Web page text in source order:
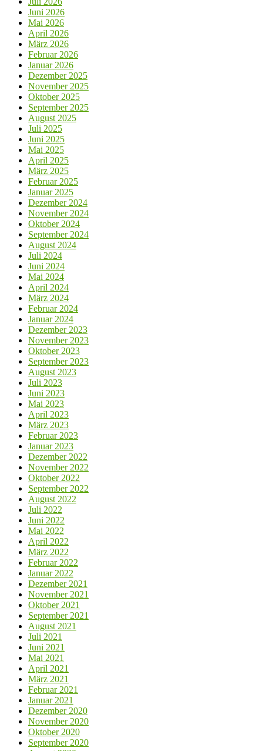
Juni 2026
Mai 2026
April 2026
März 2026
Februar 2026
Januar 2026
Dezember 2025
November 2025
Oktober 2025
September 2025
August 2025
Juli 2025
Juni 2025
Mai 2025
April 2025
März 2025
Februar 2025
Januar 2025
Dezember 2024
November 2024
Oktober 2024
September 2024
August 2024
Juli 2024
Juni 2024
Mai 2024
April 2024
März 2024
Februar 2024
Januar 2024
Dezember 2023
November 2023
Oktober 2023
September 2023
August 2023
Juli 2023
Juni 2023
Mai 2023
April 2023
März 2023
Februar 2023
Januar 2023
Dezember 2022
November 2022
Oktober 2022
September 2022
August 2022
Juli 2022
Juni 2022
Mai 2022
April 2022
März 2022
Februar 2022
Januar 2022
Dezember 2021
November 2021
Oktober 2021
September 2021
August 2021
Juli 2021
Juni 2021
Mai 2021
April 2021
März 2021
Februar 2021
Januar 2021
Dezember 2020
November 2020
Oktober 2020
September 2020